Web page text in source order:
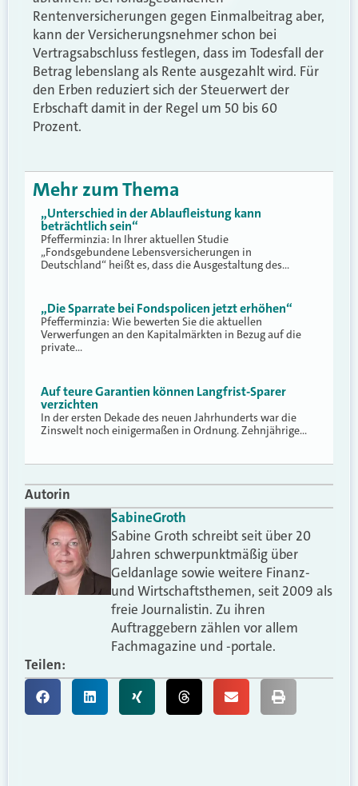
Rentenversicherungen gegen Einmalbeitrag aber,
kann der Versicherungsnehmer schon bei
Vertragsabschluss festlegen, dass im Todesfall der
Betrag lebenslang als Rente ausgezahlt wird. Für
den Erben reduziert sich der Steuerwert der
Erbschaft damit in der Regel um 50 bis 60
Prozent.
Mehr zum Thema
„Unterschied in der Ablaufleistung kann
beträchtlich sein“
Pfefferminzia: In Ihrer aktuellen Studie
„Fondsgebundene Lebensversicherungen in
Deutschland“ heißt es, dass die Ausgestaltung des…
„Die Sparrate bei Fondspolicen jetzt erhöhen“
Pfefferminzia: Wie bewerten Sie die aktuellen
Verwerfungen an den Kapitalmärkten in Bezug auf die
private…
Auf teure Garantien können Langfrist-Sparer
verzichten
In der ersten Dekade des neuen Jahrhunderts war die
Zinswelt noch einigermaßen in Ordnung. Zehnjährige…
Autorin
SabineGroth
Sabine Groth schreibt seit über 20
Jahren schwerpunktmäßig über
Geldanlage sowie weitere Finanz-
und Wirtschaftsthemen, seit 2009 als
freie Journalistin. Zu ihren
Auftraggebern zählen vor allem
Fachmagazine und -portale.
Teilen: